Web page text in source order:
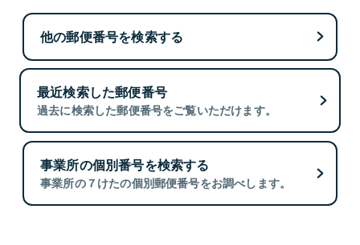
他の郵便番号を検索する
最近検索した郵便番号
過去に検索した郵便番号をご覧いただけます。
事業所の個別番号を検索する
事業所の７けたの個別郵便番号をお調べします。